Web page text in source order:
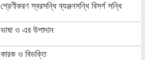
শ্রেণীকরণ স্বরসন্ধি ব্যঞ্জনসন্ধি বিসর্গ সন্ধি
ভাষা ও এর উপাদান
কারক ও বিভক্তি